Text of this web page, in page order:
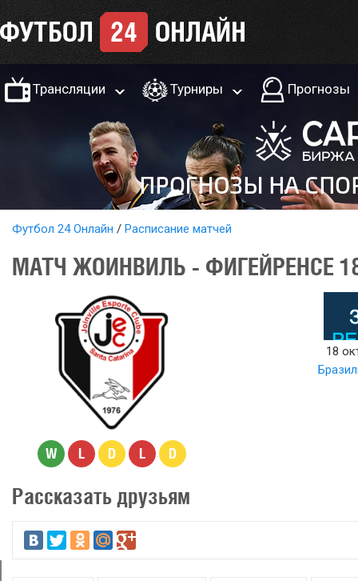
Трансляции Турниры Прогнозы
Футбол 24 Онлайн Расписание матчей
МАТЧ ЖОИНВИЛЬ - ФИГЕЙРЕНСЕ
W L D L D
18
Рассказать друзьям